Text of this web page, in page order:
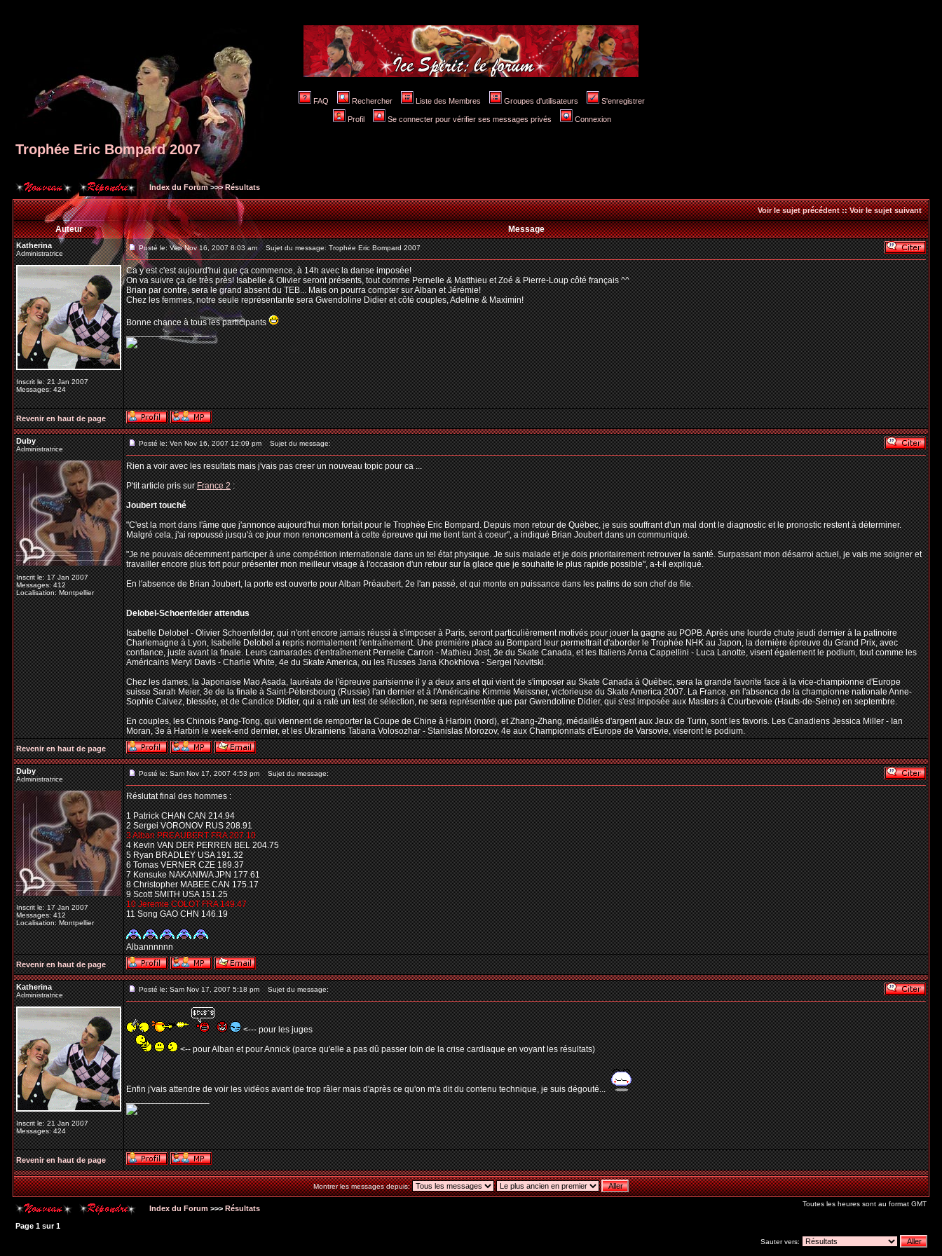
FAQ Rechercher Liste des Membres Groupes d'utilisateurs S'enregistrer
Profil Se connecter pour vérifier ses messages privés Connexion
Trophée Eric Bompard 2007
Index du Forum>>>Résultats
Voir le sujet précédent::Voir le sujet suivant
Auteur Message
Katherina
Administratrice
Inscrit le: 21 Jan 2007
Messages: 424
Posté le: Ven Nov 16, 2007 8:03 am Sujet du message: Trophée Eric Bompard 2007
Ca y est c'est aujourd'hui que ça commence, à 14h avec la danse imposée!
On va suivre ça de très près! Isabelle & Olivier seront présents, tout comme Pernelle & Matthieu et Zoé & Pierre-Loup côté français ^^
Brian par contre, sera le grand absent du TEB... Mais on pourra compter sur Alban et Jérémie!
Chez les femmes, notre seule représentante sera Gwendoline Didier et côté couples, Adeline & Maximin!
Bonne chance à tous les participants
_________________
Revenir en haut de page
Duby
Administratrice
Inscrit le: 17 Jan 2007
Messages: 412
Localisation: Montpellier
Posté le: Ven Nov 16, 2007 12:09 pm Sujet du message:
Rien a voir avec les resultats mais j'vais pas creer un nouveau topic pour ca ...
P'tit article pris surFrance 2:
Joubert touché
"C'est la mort dans l'âme que j'annonce aujourd'hui mon forfait pour le Trophée Eric Bompard. Depuis mon retour de Québec, je suis souffrant d'un mal dont le diagnostic et le pronostic restent à déterminer.
Malgré cela, j'ai repoussé jusqu'à ce jour mon renoncement à cette épreuve qui me tient tant à coeur", a indiqué Brian Joubert dans un communiqué.
"Je ne pouvais décemment participer à une compétition internationale dans un tel état physique. Je suis malade et je dois prioritairement retrouver la santé. Surpassant mon désarroi actuel, je vais me soigner et
travailler encore plus fort pour présenter mon meilleur visage à l'occasion d'un retour sur la glace que je souhaite le plus rapide possible", a-t-il expliqué.
En l'absence de Brian Joubert, la porte est ouverte pour Alban Préaubert, 2e l'an passé, et qui monte en puissance dans les patins de son chef de file.
Delobel-Schoenfelder attendus
Isabelle Delobel - Olivier Schoenfelder, qui n'ont encore jamais réussi à s'imposer à Paris, seront particulièrement motivés pour jouer la gagne au POPB. Après une lourde chute jeudi dernier à la patinoire
Charlemagne à Lyon, Isabelle Delobel a repris normalement l'entraînement. Une première place au Bompard leur permettrait d'aborder le Trophée NHK au Japon, la dernière épreuve du Grand Prix, avec
confiance, juste avant la finale. Leurs camarades d'entraînement Pernelle Carron - Mathieu Jost, 3e du Skate Canada, et les Italiens Anna Cappellini - Luca Lanotte, visent également le podium, tout comme les
Américains Meryl Davis - Charlie White, 4e du Skate America, ou les Russes Jana Khokhlova - Sergei Novitski.
Chez les dames, la Japonaise Mao Asada, lauréate de l'épreuve parisienne il y a deux ans et qui vient de s'imposer au Skate Canada à Québec, sera la grande favorite face à la vice-championne d'Europe
suisse Sarah Meier, 3e de la finale à Saint-Pétersbourg (Russie) l'an dernier et à l'Américaine Kimmie Meissner, victorieuse du Skate America 2007. La France, en l'absence de la championne nationale Anne-
Sophie Calvez, blessée, et de Candice Didier, qui a raté un test de sélection, ne sera représentée que par Gwendoline Didier, qui s'est imposée aux Masters à Courbevoie (Hauts-de-Seine) en septembre.
En couples, les Chinois Pang-Tong, qui viennent de remporter la Coupe de Chine à Harbin (nord), et Zhang-Zhang, médaillés d'argent aux Jeux de Turin, sont les favoris. Les Canadiens Jessica Miller - Ian
Moran, 3e à Harbin le week-end dernier, et les Ukrainiens Tatiana Volosozhar - Stanislas Morozov, 4e aux Championnats d'Europe de Varsovie, viseront le podium.
Revenir en haut de page
Duby
Administratrice
Inscrit le: 17 Jan 2007
Messages: 412
Localisation: Montpellier
Posté le: Sam Nov 17, 2007 4:53 pm Sujet du message:
Réslutat final des hommes :
1 Patrick CHAN CAN 214.94
2 Sergei VORONOV RUS 208.91
3 Alban PREAUBERT FRA 207.10
4 Kevin VAN DER PERREN BEL 204.75
5 Ryan BRADLEY USA 191.32
6 Tomas VERNER CZE 189.37
7 Kensuke NAKANIWA JPN 177.61
8 Christopher MABEE CAN 175.17
9 Scott SMITH USA 151.25
10 Jeremie COLOT FRA 149.47
11 Song GAO CHN 146.19
Albannnnnn
Revenir en haut de page
Katherina
Administratrice
Inscrit le: 21 Jan 2007
Messages: 424
Posté le: Sam Nov 17, 2007 5:18 pm Sujet du message:
<--- pour les juges
<-- pour Alban et pour Annick (parce qu'elle a pas dû passer loin de la crise cardiaque en voyant les résultats)
Enfin j'vais attendre de voir les vidéos avant de trop râler mais d'après ce qu'on m'a dit du contenu technique, je suis dégouté...
_________________
Revenir en haut de page
Montrer les messages depuis:
Index du Forum >>> Résultats
Toutes les heures sont au format GMT
Page 1 sur1
Sauter vers: